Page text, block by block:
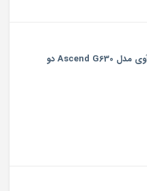
گوشی موبایل هوآوی مدل Ascend G630 دو